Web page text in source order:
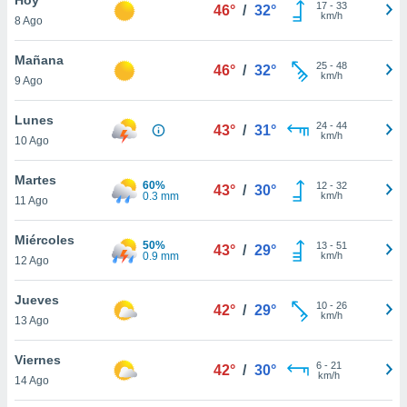
y
en
más
de
8 Ago
46° / 32° 17- 33
km/h
Mañana
9 Ago
46° / 32° 25- 48
km/h
Lunes
10 Ago
43° / 31° 24- 44
km/h
Martes
11 Ago
60%
0.3 mm
43° / 30° 12- 32
km/h
Miércoles
12 Ago
50%
0.9 mm
43° / 29° 13- 51
km/h
Jueves
13 Ago
42° / 29° 10- 26
km/h
Viernes
14 Ago
42° / 30° 6- 21
km/h